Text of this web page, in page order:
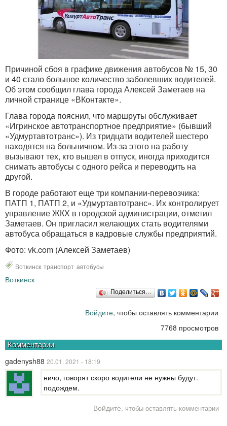
Причиной сбоя в графике движения автобусов № 15, 30
и 40 стало большое количество заболевших водителей.
Об этом сообщил глава города Алексей Заметаев на
личной странице «ВКонтакте».
Глава города пояснил, что маршруты обслуживает
«Игринское автотранспортное предприятие» (бывший
«Удмуртавтотранс»). Из тридцати водителей шестеро
находятся на больничном. Из-за этого на работу
вызывают тех, кто вышел в отпуск, иногда приходится
снимать автобусы с одного рейса и переводить на
другой.
В городе работают еще три компании-перевозчика:
ПАТП 1, ПАТП 2, и «Удмуртавтотранс». Их контролирует
управление ЖКХ в городской администрации, отметил
Заметаев. Он пригласил желающих стать водителями
автобуса обращаться в кадровые службы предприятий.
Фото: vk.com (Алексей Заметаев)
Воткинск транспорт автобусы
Воткинск
Поделиться…
Войдите, чтобы оставлять комментарии
7768 просмотров
Комментарии
gadenysh88 20.01. 2021 - 18:19
ничо, говорят скоро водители не нужны будут.
подождем.
Войдите, чтобы оставлять комментарии